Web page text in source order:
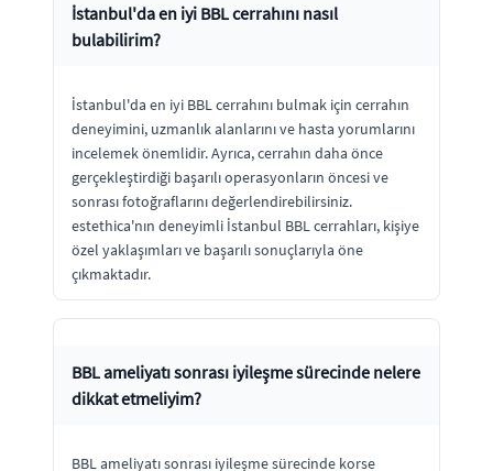
İstanbul'da en iyi BBL cerrahını nasıl
bulabilirim?
İstanbul'da en iyi BBL cerrahını bulmak için cerrahın
deneyimini, uzmanlık alanlarını ve hasta yorumlarını
incelemek önemlidir. Ayrıca, cerrahın daha önce
gerçekleştirdiği başarılı operasyonların öncesi ve
sonrası fotoğraflarını değerlendirebilirsiniz.
estethica'nın deneyimli İstanbul BBL cerrahları, kişiye
özel yaklaşımları ve başarılı sonuçlarıyla öne
çıkmaktadır.
BBL ameliyatı sonrası iyileşme sürecinde nelere
dikkat etmeliyim?
BBL ameliyatı sonrası iyileşme sürecinde korse